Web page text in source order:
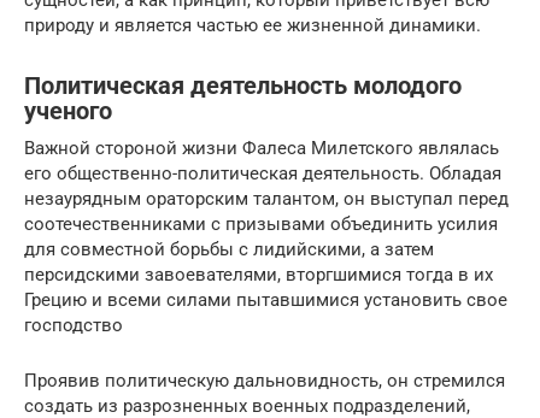
природу и является частью ее жизненной динамики.
Политическая деятельность молодого
ученого
Важной стороной жизни Фалеса Милетского являлась
его общественно-политическая деятельность. Обладая
незаурядным ораторским талантом, он выступал перед
соотечественниками с призывами объединить усилия
для совместной борьбы с лидийскими, а затем
персидскими завоевателями, вторгшимися тогда в их
Грецию и всеми силами пытавшимися установить свое
господство
Проявив политическую дальновидность, он стремился
создать из разрозненных военных подразделений,